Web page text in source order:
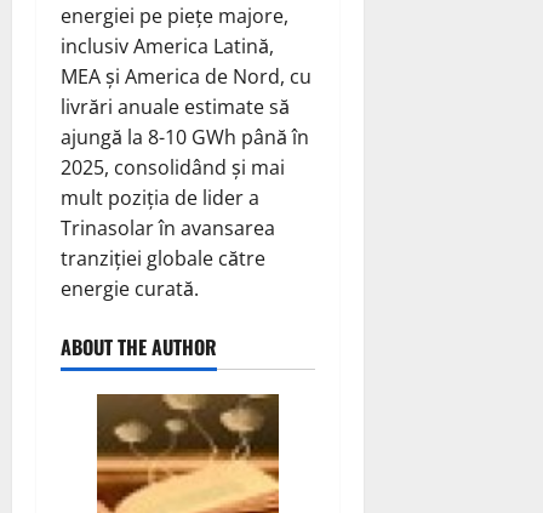
energiei pe piețe majore,
inclusiv America Latină,
MEA și America de Nord, cu
livrări anuale estimate să
ajungă la 8-10 GWh până în
2025, consolidând și mai
mult poziția de lider a
Trinasolar în avansarea
tranziției globale către
energie curată.
ABOUT THE AUTHOR